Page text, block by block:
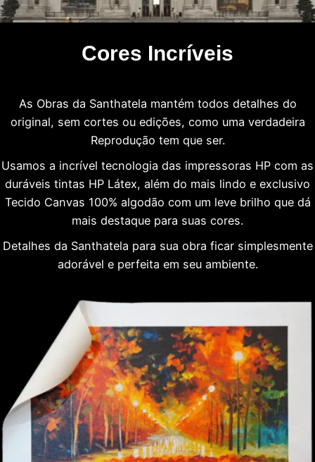
Cores Incríveis
As Obras da Santhatela mantém todos detalhes do
original, sem cortes ou edições, como uma verdadeira
Reprodução tem que ser.
Usamos a incrível tecnologia das impressoras HP com as
duráveis tintas HP Látex, além do mais lindo e exclusivo
Tecido Canvas 100% algodão com um leve brilho que dá
mais destaque para suas cores.
Detalhes da Santhatela para sua obra ficar simplesmente
adorável e perfeita em seu ambiente.